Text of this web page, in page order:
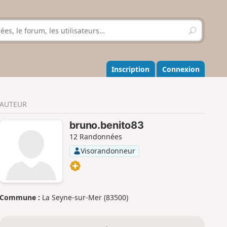
R
e
h
e
r
r
Inscription Connexion
AUTEUR
bruno.benito83
12 Randonnées
Visorandonneur
Commune : La Seyne-sur-Mer (83500)